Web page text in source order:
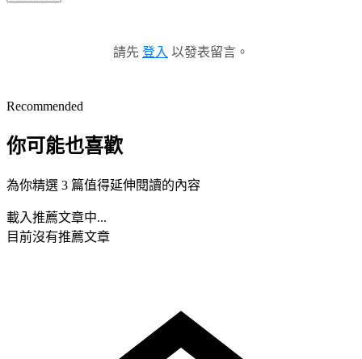
請先 登入 以發表留言。
Recommended
你可能也喜歡
為你精選 3 篇值得延伸閱讀的內容
載入推薦文章中...
目前沒有推薦文章